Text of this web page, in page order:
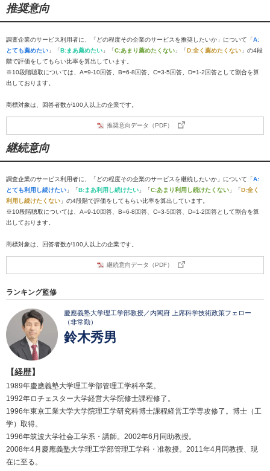
推奨意向
調査企業のサービス利用者に、「どの程度その企業のサービスを推奨したいか」について「A:
とても薦めたい 」「B:まあ薦めたい 」「C:あまり薦めたくない 」「D:全く薦めたくない 」の4段
階で評価をしてもらい比率を算出しています。
※10段階聴取については、A=9-10回答、B=6-8回答、C=3-5回答、D=1-2回答として割合を算
出しております。
商標対象は、回答者数が100人以上の企業です。
推奨意向データ（PDF）
継続意向
調査企業のサービス利用者に、「どの程度その企業のサービスを継続したいか」について「A:
とても利用し続けたい 」「B:まあ利用し続けたい 」「C:あまり利用し続けたくない 」「D:全く
利用し続けたくない 」の4段階で評価をしてもらい比率を算出しています。
※10段階聴取については、A=9-10回答、B=6-8回答、C=3-5回答、D=1-2回答として割合を算
出しております。
商標対象は、回答者数が100人以上の企業です。
継続意向データ（PDF）
ランキング監修
慶應義塾大学理工学部教授／内閣府 上席科学技術政策フェロー
（非常勤）
鈴木秀男
【経歴】
1989年慶應義塾大学理工学部管理工学科卒業。
1992年ロチェスター大学経営大学院修士課程修了。
1996年東京工業大学大学院理工学研究科博士課程経営工学専攻修了。博士（工
学）取得。
1996年筑波大学社会工学系・講師。2002年6月同助教授。
2008年4月慶應義塾大学理工学部管理工学科・准教授。2011年4月同教授、現
在に至る。